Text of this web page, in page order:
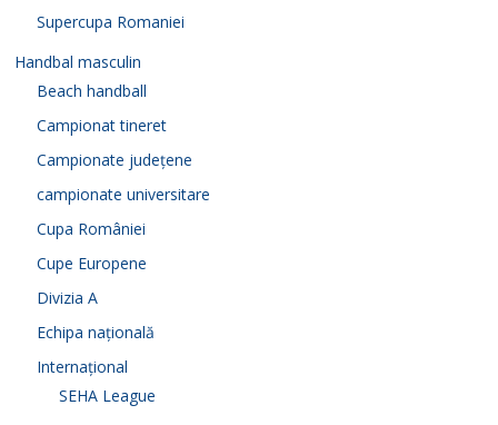
Supercupa Romaniei
Handbal masculin
Beach handball
Campionat tineret
Campionate județene
campionate universitare
Cupa României
Cupe Europene
Divizia A
Echipa națională
Internațional
SEHA League